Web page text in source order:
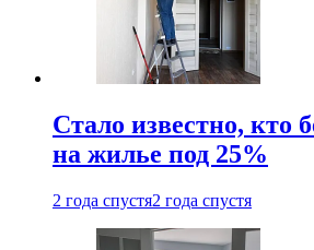
Стало известно, кто
на жилье под 25%
2 года спустя2 года спустя